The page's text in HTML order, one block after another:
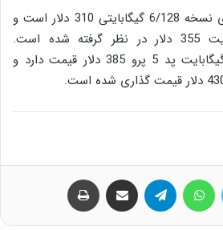
قیمت شیائومی پد 5 برای نسخه 6/128 گیگابایتی 310 دلار است و
برای نسخه 256 گیگابایت 355 دلار در نظر گرفته شده است.
درحالی‌که نسخه 6/128 گیگابایت پد 5 پرو 385 دلار قیمت دارد و